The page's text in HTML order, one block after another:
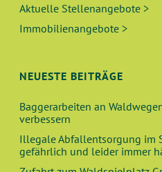
Aktuelle Stellenangebote >
Immobilienangebote >
NEUESTE BEITRÄGE
Baggerarbeiten an
verbessern
Illegale Abfallentsorgung im
gefährlich und leider immer